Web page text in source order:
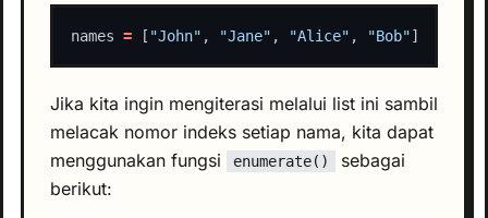
names = [ "John" , "Jane" , "Alice" , "Bob"
Jika kita ingin mengiterasi melalui list ini sambil
melacak nomor indeks setiap nama, kita dapat
menggunakan fungsi
enumerate()
sebagai
berikut: